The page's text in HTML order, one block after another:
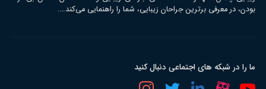
بودن، در معرفی برترین جراحان زیبایی، شما را راهنمایی می‌کند….
ما را در شبکه های اجتماعی دنبال کنید